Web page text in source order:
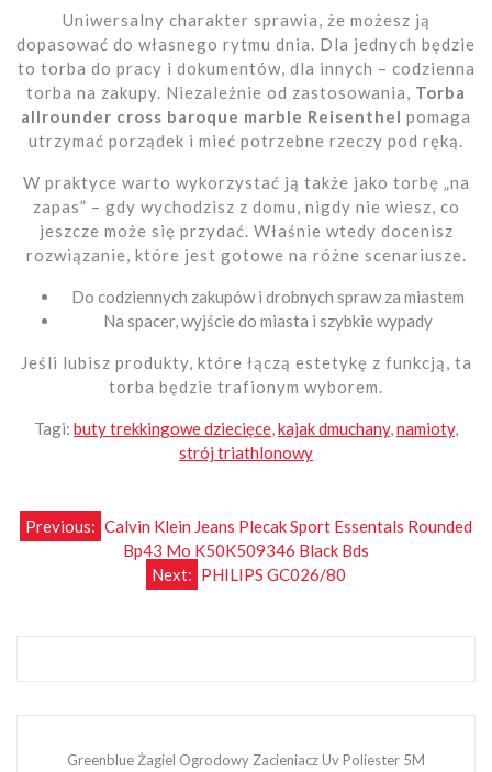
Uniwersalny charakter sprawia, że możesz ją
dopasować do własnego rytmu dnia. Dla jednych będzie
to torba do pracy i dokumentów, dla innych – codzienna
torba na zakupy. Niezależnie od zastosowania, Torba
allrounder cross baroque marble Reisenthel pomaga
utrzymać porządek i mieć potrzebne rzeczy pod ręką.
W praktyce warto wykorzystać ją także jako torbę „na
zapas” – gdy wychodzisz z domu, nigdy nie wiesz, co
jeszcze może się przydać. Właśnie wtedy docenisz
rozwiązanie, które jest gotowe na różne scenariusze.
Do codziennych zakupów i drobnych spraw za miastem
Na spacer, wyjście do miasta i szybkie wypady
Jeśli lubisz produkty, które łączą estetykę z funkcją, ta
torba będzie trafionym wyborem.
Tagi: buty trekkingowe dziecięce,kajak dmuchany,namioty,
strój triathlonowy
Nawigacja
Previous: Calvin Klein Jeans Plecak Sport Essentals Rounded
Bp43 Mo K50K509346 Black Bds
Next: PHILIPS GC026/80
Greenblue Żagiel Ogrodowy Zacieniacz Uv Poliester 5M